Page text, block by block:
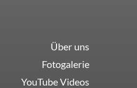
Über uns
Fotogalerie
YouTube Videos